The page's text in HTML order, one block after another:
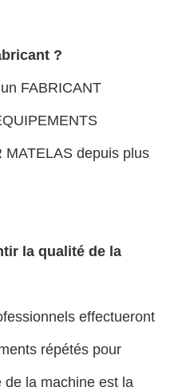
?
FABRICANT
MATELAS depuis plus
la qualité de la
effectueront
répétés pour
la machine est la